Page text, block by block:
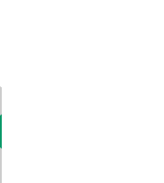
Нажимая кнопку